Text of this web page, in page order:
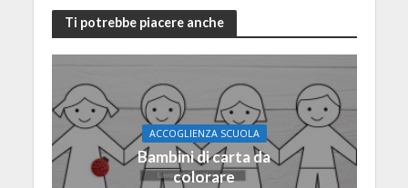
Ti potrebbe piacere anche
ACCOGLIENZA SCUOLA
Bambini di carta da
colorare